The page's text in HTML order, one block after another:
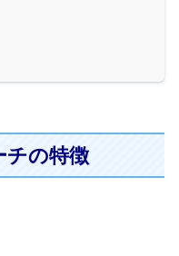
チの特徴